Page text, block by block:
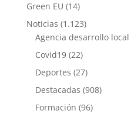
Green EU (14)
Noticias (1.123)
Agencia desarrollo local
Covid19(22)
Deportes (27)
Destacadas (908)
Formación (96)